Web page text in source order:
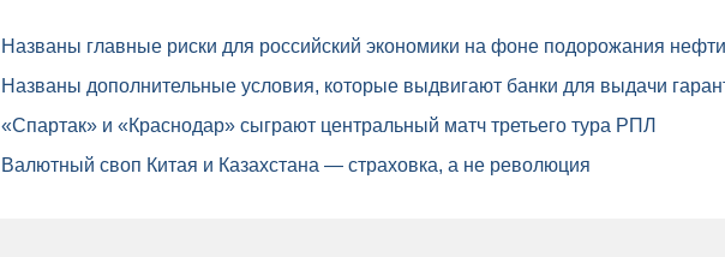
Названы главные риски для российский экономики на фоне подорожания нефти
Названы дополнительные условия, которые выдвигают банки для выдачи
«Спартак» и «Краснодар» сыграют центральный матч третьего тура РПЛ
Валютный своп Китая и Казахстана — страховка, а не революция